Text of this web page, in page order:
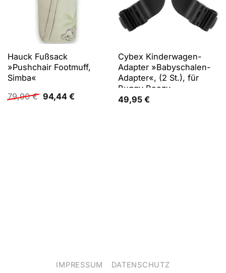
Hauck Fußsack
»Pushchair Footmuff,
Simba«
79,90€ Ursprünglicher
Preis
94,44 €Aktueller
Cybex Kinderwagen-
Adapter »Babyschalen-
Adapter«, (2 St.), für
Buggy Beezy
49,95 €
IMPRESSUM DATENSCHUTZ